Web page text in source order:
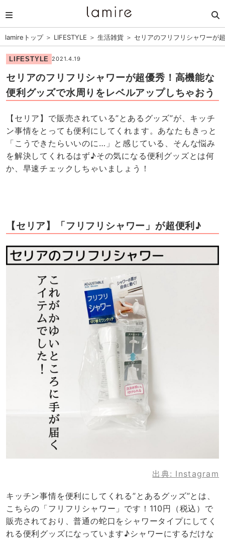
lamireトップ＞ LIFESTYLE ＞ 生活雑貨 ＞ セリアのフリフリシャワーが
LIFESTYLE 2021.4.19
セリアのフリフリシャワーが超優秀！高機能な
便利グッズで水周りをレベルアップしちゃおう
【セリア】で販売されている”とあるグッズ”が、キッチ
ン事情をとっても便利にしてくれます。あなたもきっと
「こうできたらいいのに…」と感じている、そんな悩み
を解決してくれるはず♪その気になる便利グッズとは何
か、早速チェックしちゃいましょう！
【セリア】「フリフリシャワー」が超便利♪
出典: Instagram
キッチン事情を便利にしてくれる”とあるグッズ”とは、
こちらの「フリフリシャワー」です！110円（税込）で
販売されており、普通の蛇口をシャワータイプにしてく
れる便利グッズになっています♪シャワーにするだけな